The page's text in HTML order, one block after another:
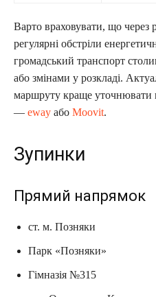
Варто враховувати, що через
регулярні обстріли
громадський транспорт
або змінами у розкладі.
маршруту краще уточнювати
— eway або Moovit.
Зупинки
Прямий напрямок
ст. м. Позняки
Парк «Позняки»
Гімназія №315